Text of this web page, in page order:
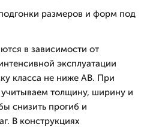
размеров и форм под
в зависимости от
эксплуатации
класса не ниже АВ. При
толщину, ширину и
снизить прогиб и
В конструкциях